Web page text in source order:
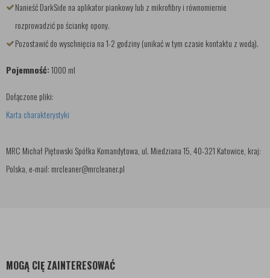
Nanieść DarkSide na aplikator piankowy lub z mikrofibry i równomiernie
rozprowadzić po ściankę opony.
Pozostawić do wyschnięcia na 1-2 godziny (unikać w tym czasie kontaktu z wodą).
Pojemność:1000 ml
Dołączone pliki:
Karta charakterystyki
MRC Michał Piętowski Spółka Komandytowa, ul. Miedziana 15, 40-321 Katowice, kraj:
Polska, e-mail: mrcleaner@mrcleaner.pl
MOGĄ CIĘ ZAINTERESOWAĆ